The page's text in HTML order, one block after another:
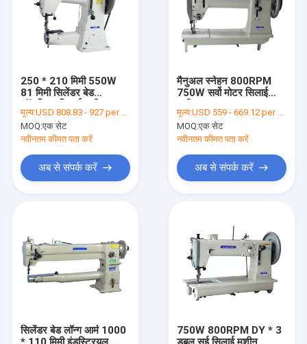
हमारे बारे में
250 * 210 मिमी 550W
81 मिमी सिलेंडर बेड
मूल्य:USD 808.83 - 927 per set
MOQ:एक सेट
नवीनतम कीमत पता करें
अब से संपर्क करें
मैनुअल स्नेहन 800RPM
750W सर्वो मोटर सिलाई
मूल्य:USD 559 - 669.12 per set
MOQ:एक सेट
नवीनतम कीमत पता करें
अब से संपर्क करें
सिलेंडर बेड लॉन्ग आर्म 1000
750W 800RPM DY * 3